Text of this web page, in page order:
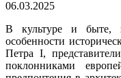
06.03.2025
В культуре и быте,
особенности
Петра I,
поклонниками